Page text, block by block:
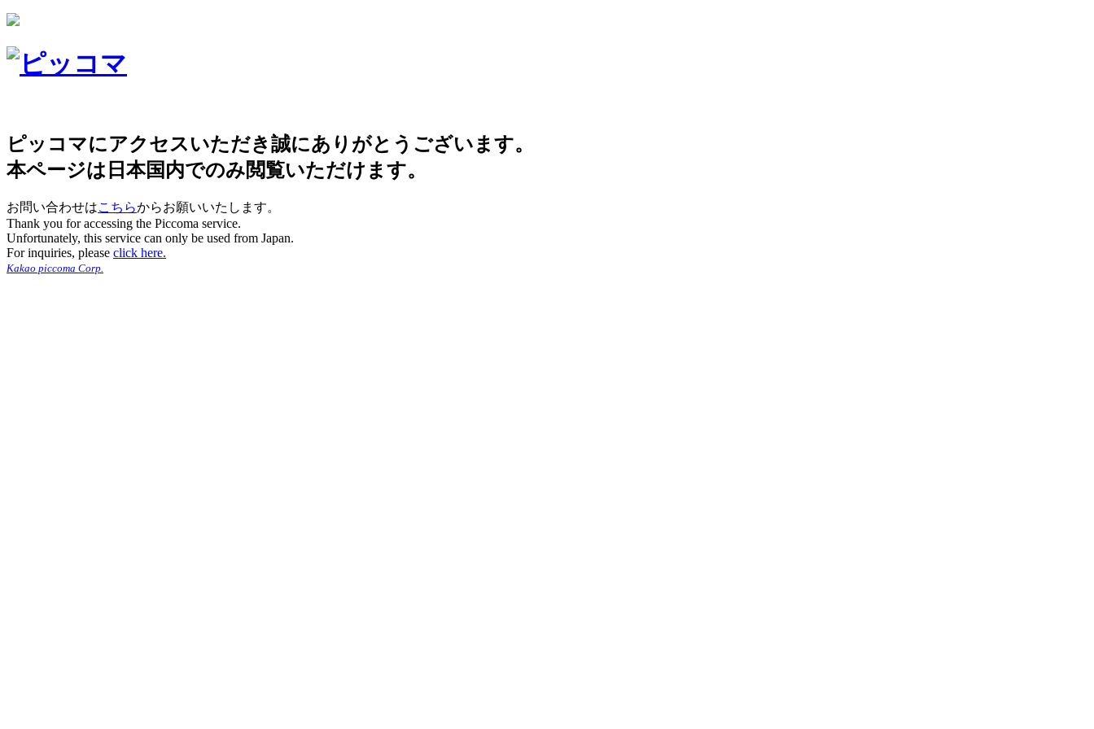
ピッコマにアクセスいただき誠にありがとうございます。
本ページは日本国内でのみ閲覧いただけます。
お問い合わせはこちらからお願いいたします。
Thank you for accessing the Piccoma service.
Unfortunately, this service can only be used from Japan.
For inquiries, please click here.
Kakao piccoma Corp.